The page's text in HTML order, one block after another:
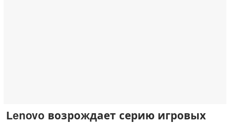
Lenovo возрождает серию игровых